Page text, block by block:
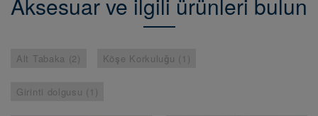
Alt Tabaka (2) Köşe Korkuluğu (1)
Girinti dolgusu (1)